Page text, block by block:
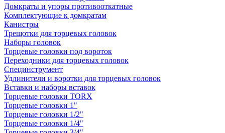
Домкраты и упоры противооткатные
Комплектующие к домкратам
Канистры
Трещотки для торцевых головок
Наборы головок
Торцевые головки под вороток
Переходники для торцевых головок
Специнструмент
Удлинители и воротки для торцевых головок
Вставки и наборы вставок
Торцевые головки TORX
Торцевые головки 1"
Торцевые головки 1/2"
Торцевые головки 1/4"